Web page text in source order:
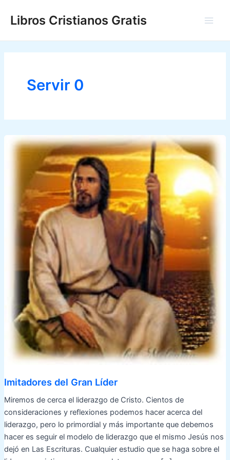
Libros Cristianos Gratis
Servir 0
Imitadores del Gran Líder
Miremos de cerca el liderazgo de Cristo. Cientos de
consideraciones y reflexiones podemos hacer acerca del
liderazgo, pero lo primordial y más importante que debemos
hacer es seguir el modelo de liderazgo que el mismo Jesús nos
dejó en Las Escrituras. Cualquier estudio que se haga sobre el